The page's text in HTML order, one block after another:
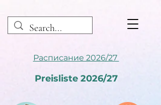
Расписание 2026/27
Preisliste 2026/27